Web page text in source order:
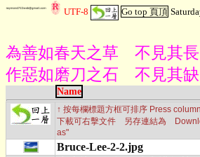
UTF-8 Go top 頁頂
為善如春天之草 不見其
作惡如磨刀之石 不見其
Name
↑ 按每欄標題方框可排序 Press
下載可右擊文件 另存連結為
as"
Bruce-Lee-2-2.jpg